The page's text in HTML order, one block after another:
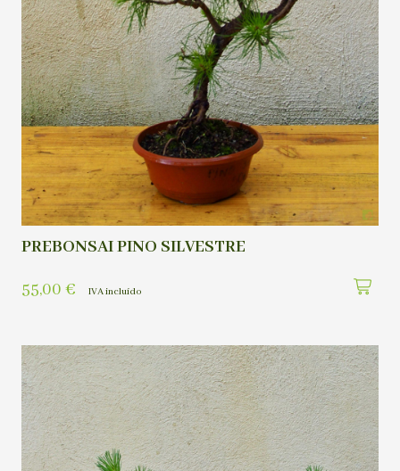
PREBONSAI PINO SILVESTRE
55,00 € IVA incluído